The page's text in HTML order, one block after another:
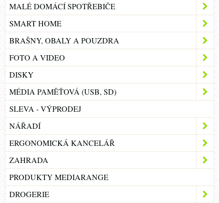
MALÉ DOMÁCÍ SPOTŘEBIČE
SMART HOME
BRAŠNY, OBALY A POUZDRA
FOTO A VIDEO
DISKY
MÉDIA PAMĚŤOVÁ (USB, SD)
SLEVA - VÝPRODEJ
NÁŘADÍ
ERGONOMICKÁ KANCELÁŘ
ZAHRADA
PRODUKTY MEDIARANGE
DROGERIE